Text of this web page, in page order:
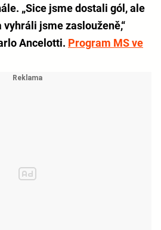
„Sice jsme dostali gól, ale
jsme zaslouženě,“
Ancelotti. Program MS ve